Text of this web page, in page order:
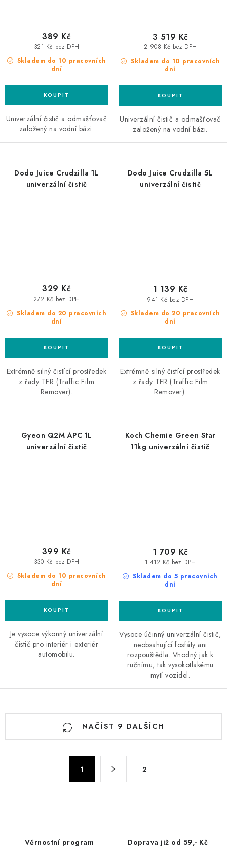
Skladem do 10 pracovních
dní
321 Kč bez DPH
389 Kč
Univerzální čistič a odmašťovač
založený na vodní bázi.
Skladem do 10 pracovních
dní
2 908 Kč bez DPH
3 519 Kč
Univerzální čistič a odmašťovač
založený na vodní bázi.
Dodo Juice Crudzilla 1L
univerzální čistič
Skladem do 20 pracovních
dní
272 Kč bez DPH
329 Kč
Extrémně silný čistící prostředek
z řady TFR (Traffic Film
Remover).
Dodo Juice Crudzilla 5L
univerzální čistič
Skladem do 20 pracovních
dní
941 Kč bez DPH
1 139 Kč
Extrémně silný čistící prostředek
z řady TFR (Traffic Film
Remover).
Gyeon Q2M APC 1L
univerzální čistič
Skladem do 10 pracovních
dní
330 Kč bez DPH
399 Kč
Je vysoce výkonný univerzální
čistič pro interiér i exteriér
automobilu.
Koch Chemie Green Star
11kg univerzální čistič
Skladem do 5 pracovních
dní
1 412 Kč bez DPH
1 709 Kč
Vysoce účinný univerzální čistič,
neobsahující fosfáty ani
rozpouštědla. Vhodný jak k
ručnímu, tak vysokotlakému
mytí vozidel.
O
NAČÍST 9 DALŠÍCH
1 2
Věrnostní program Doprava již od 59,- Kč